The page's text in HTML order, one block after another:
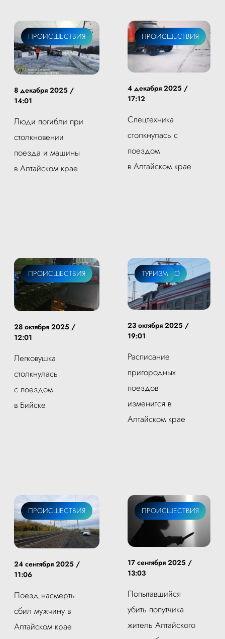
ПРОИСШЕСТВИЯ
8 декабря 2025 /
14:01
Люди погибли при
столкновении
поезда и машины
в Алтайском крае
ПРОИСШЕСТВИЯ
4 декабря 2025 /
17:12
Спецтехника
столкнулась с
поездом
в Алтайском крае
ПРОИСШЕСТВИЯ
28 октября 2025 /
12:01
Легковушка
столкнулась
с поездом
в Бийске
ОБЩЕСТВО
ТУРИЗМ
23 октября 2025 /
19:01
Расписание
пригородных
поездов
изменится в
Алтайском крае
ПРОИСШЕСТВИЯ
24 сентября 2025 /
11:06
Поезд насмерть
сбил мужчину в
Алтайском крае
ПРОИСШЕСТВИЯ
17 сентября 2025 /
13:03
Попытавшийся
убить попутчика
житель Алтайского